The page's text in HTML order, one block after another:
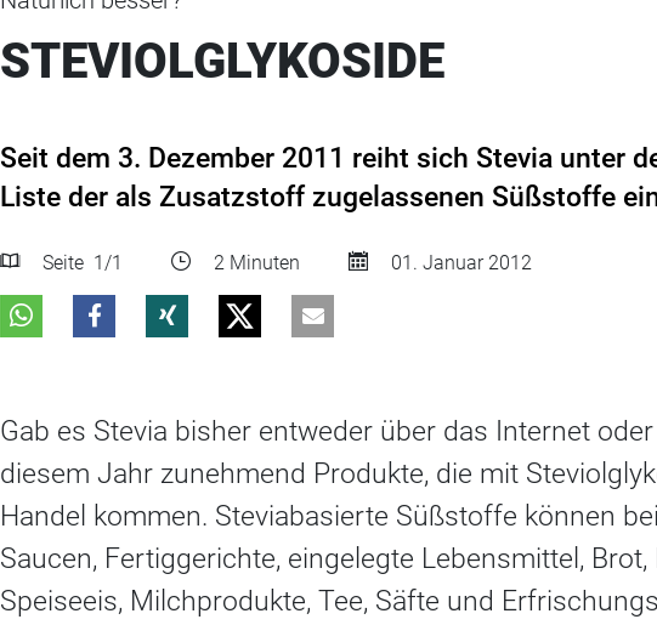
STEVIOLGLYKOSIDE
Seit dem 3. Dezember 2011 reiht sich Stevia unter
Liste der als Zusatzstoff zugelassenen Süßstoffe
Seite 1 /1 2 Minuten 01. Januar 2012
Gab es Stevia bisher entweder über das Internet
diesem Jahr zunehmend Produkte, die mit
Handel kommen. Steviabasierte Süßstoffe können
Saucen, Fertiggerichte, eingelegte Lebensmittel,
Speiseeis, Milchprodukte, Tee, Säfte und